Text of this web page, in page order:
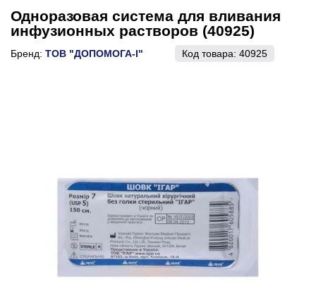
Одноразовая система для вливания
инфузионных растворов (40925)
Бренд: ТОВ "ДОПОМОГА-І" Код товара: 40925